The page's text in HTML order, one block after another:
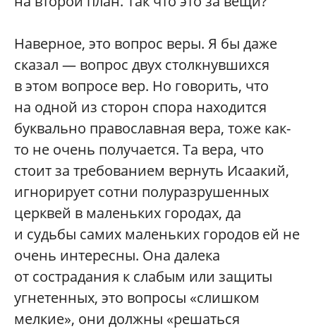
Наверное, это вопрос веры. Я бы даже
сказал — вопрос двух столкнувшихся
в этом вопросе вер. Но говорить, что
на одной из сторон спора находится
буквально православная вера, тоже как-
то не очень получается. Та вера, что
стоит за требованием вернуть Исаакий,
игнорирует сотни полуразрушенных
церквей в маленьких городах, да
и судьбы самих маленьких городов ей не
очень интересны. Она далека
от сострадания к слабым или защиты
угнетенных, это вопросы «слишком
мелкие», они должны «решаться